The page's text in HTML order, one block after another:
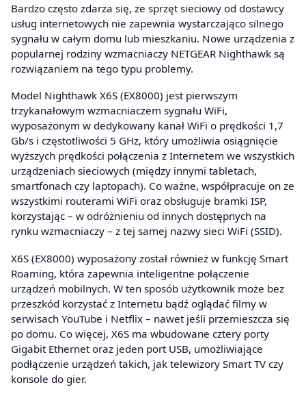
Bardzo często zdarza się, że sprzęt sieciowy od dostawcy
usług internetowych nie zapewnia wystarczająco silnego
sygnału w całym domu lub mieszkaniu. Nowe urządzenia z
popularnej rodziny wzmacniaczy NETGEAR Nighthawk są
rozwiązaniem na tego typu problemy.
Model Nighthawk X6S (EX8000) jest pierwszym
trzykanałowym wzmacniaczem sygnału WiFi,
wyposażonym w dedykowany kanał WiFi o prędkości 1,7
Gb/s i częstotliwości 5 GHz, który umożliwia osiągnięcie
wyższych prędkości połączenia z Internetem we wszystkich
urządzeniach sieciowych (między innymi tabletach,
smartfonach czy laptopach). Co ważne, współpracuje on ze
wszystkimi routerami WiFi oraz obsługuje bramki ISP,
korzystając – w odróżnieniu od innych dostępnych na
rynku wzmacniaczy – z tej samej nazwy sieci WiFi (SSID).
X6S (EX8000) wyposażony został również w funkcję Smart
Roaming, która zapewnia inteligentne połączenie
urządzeń mobilnych. W ten sposób użytkownik może bez
przeszkód korzystać z Internetu bądź oglądać filmy w
serwisach YouTube i Netflix – nawet jeśli przemieszcza się
po domu. Co więcej, X6S ma wbudowane cztery porty
Gigabit Ethernet oraz jeden port USB, umożliwiające
podłączenie urządzeń takich, jak telewizory Smart TV czy
konsole do gier.